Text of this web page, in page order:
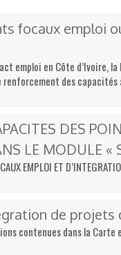
focaux emploi
emploi en Côte d’Ivoire,
des
DES
LE MODULE «
EMPLOI ET
de projets
contenues dans la